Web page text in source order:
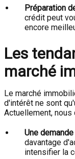
Préparation
crédit peut
encore
Les
marché
Le marché
d'intérêt ne sont
Actuellement, nous
Une
davantage
intensifier la